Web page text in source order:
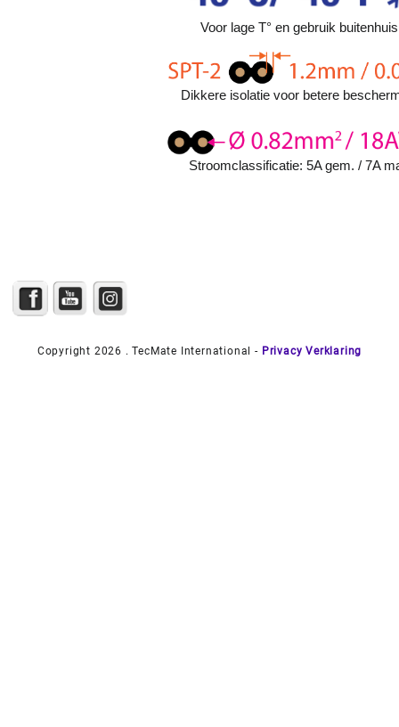
Voor lage T° en gebruik
Dikkere isolatie voor betere
Stroomclassificatie: 5A gem. / 7A
Copyright 2026 . TecMate International - Privacy Verklaring